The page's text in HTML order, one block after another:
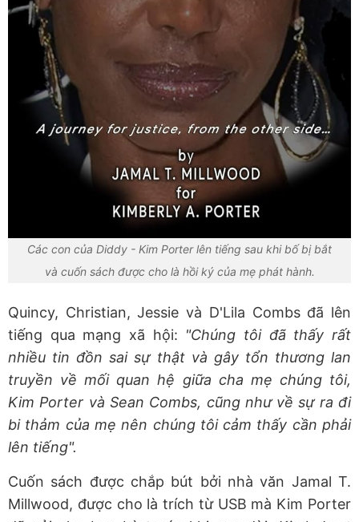
Các con của Diddy - Kim Porter lên tiếng sau khi bố bị bắt
và cuốn sách được cho là hồi ký của mẹ phát hành.
Quincy, Christian, Jessie và D'Lila Combs đã lên
tiếng qua mạng xã hội: "Chúng tôi đã thấy rất
nhiều tin đồn sai sự thật và gây tổn thương lan
truyền về mối quan hệ giữa cha mẹ chúng tôi,
Kim Porter và Sean Combs, cũng như về sự ra đi
bi thảm của mẹ nên chúng tôi cảm thấy cần phải
lên tiếng".
Cuốn sách được chắp bút bởi nhà văn Jamal T.
Millwood, được cho là trích từ USB mà Kim Porter